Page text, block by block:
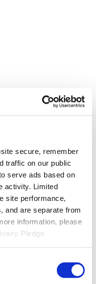
secure, remember
traffic on our public
serve ads based on
activity. Limited
site performance,
and are separate from
information, please
Pledge.
as rotinas diárias e
a SEL por meio
a Junga ajuda os terapeutas
Para Grupos
o envolvimento da
um cartão de débito
para ensinar as crianças
Junga x ClassDojo
O
a se conectarem e